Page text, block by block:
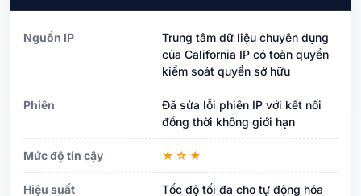
Nguồn IP
Trung tâm dữ liệu chuyên dụng
của California IP có toàn quyền
kiểm soát quyền sở hữu
Phiên
Đã sửa lỗi phiên IP với kết nối
đồng thời không giới hạn
Mức độ tin cậy ★☆★
Hiệu suất
Tốc độ tối đa cho tự động hóa